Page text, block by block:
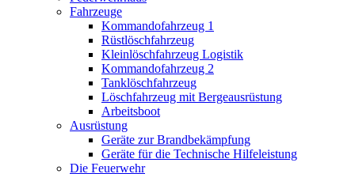
Fahrzeuge
Kommandofahrzeug 1
Rüstlöschfahrzeug
Kleinlöschfahrzeug Logistik
Kommandofahrzeug 2
Tanklöschfahrzeug
Löschfahrzeug mit Bergeausrüstung
Arbeitsboot
Ausrüstung
Geräte zur Brandbekämpfung
Geräte für die Technische Hilfeleistung
Die Feuerwehr